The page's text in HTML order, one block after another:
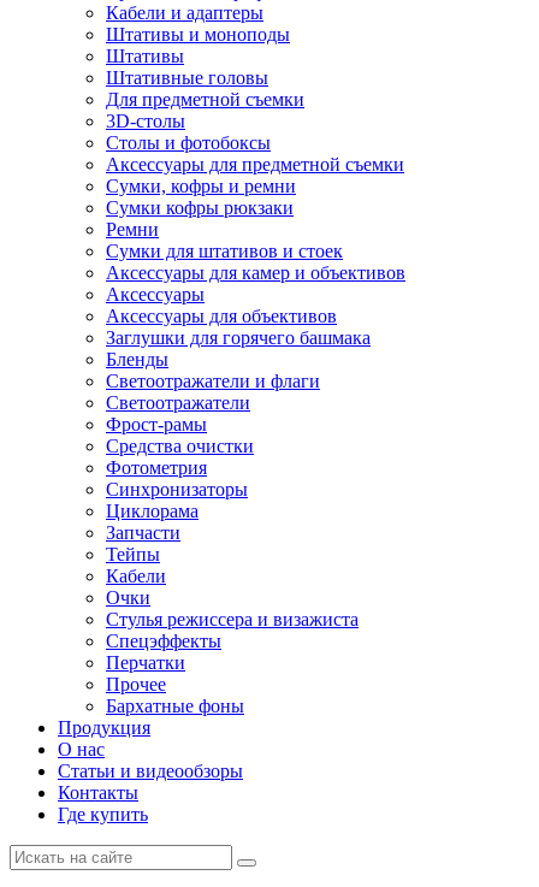
Кабели и адаптеры
Штативы и моноподы
Штативы
Штативные головы
Для предметной съемки
3D-столы
Столы и фотобоксы
Аксессуары для предметной съемки
Сумки, кофры и ремни
Сумки кофры рюкзаки
Ремни
Сумки для штативов и стоек
Аксессуары для камер и объективов
Аксессуары
Аксессуары для объективов
Заглушки для горячего башмака
Бленды
Светоотражатели и флаги
Светоотражатели
Фрост-рамы
Средства очистки
Фотометрия
Синхронизаторы
Циклорама
Запчасти
Тейпы
Кабели
Очки
Стулья режиссера и визажиста
Спецэффекты
Перчатки
Прочее
Бархатные фоны
Продукция
О нас
Статьи и видеообзоры
Контакты
Где купить